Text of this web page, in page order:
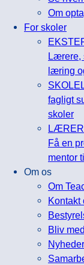
Om
For skoler
Lærere,
læring
fagligt
skoler
Få en
mentor
Om os
Om
Kontakt
Bliv